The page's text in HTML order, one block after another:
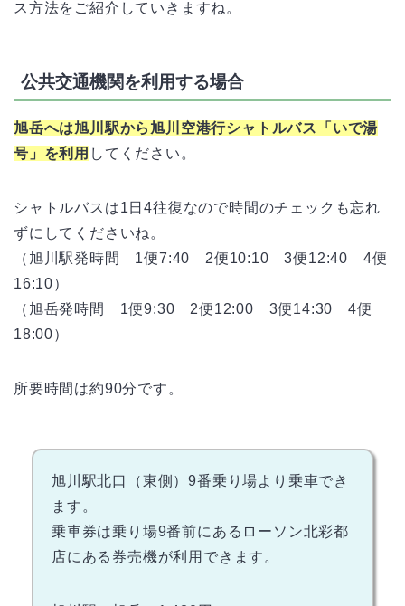
ス方法をご紹介していきますね。
公共交通機関を利用する場合
旭岳へは旭川駅から旭川空港行シャトルバス「いで湯
号」を利用 してください。
シャトルバスは1日4往復なので時間のチェックも忘れ
ずにしてくださいね。
（旭川駅発時間 1便7:40 2便10:10 3便12:40 4便
16:10）
（旭岳発時間 1便9:30 2便12:00 3便14:30 4便
18:00）
所要時間は約90分です。
旭川駅北口（東側）9番乗り場より乗車でき
ます。
乗車券は乗り場9番前にあるローソン北彩都
店にある券売機が利用できます。